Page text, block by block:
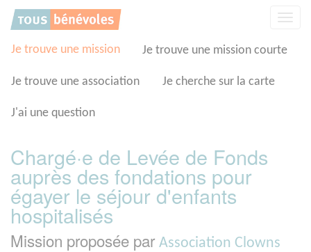
Je trouve une mission Je trouve une mission courte
Je trouve une association Je cherche sur la carte
J'ai une question
Chargé·e de Levée de Fonds
auprès des fondations pour
égayer le séjour d'enfants
hospitalisés
Mission proposée par Association Clowns
Panneau de gestion des cookies